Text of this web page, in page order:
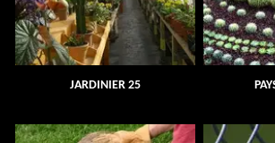
JARDINIER 25